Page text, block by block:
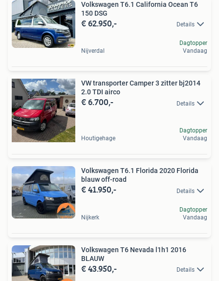
Volkswagen T6.1 California Ocean T6
150 DSG
€ 62.950,- Details
Nijverdal
Dagtopper
Vandaag
VW transporter Camper 3 zitter bj2014
2.0 TDI airco
€ 6.700,- Details
Houtigehage
Dagtopper
Vandaag
Volkswagen T6.1 Florida 2020 Florida
blauw off-road
€ 41.950,- Details
Nijkerk
Dagtopper
Vandaag
Volkswagen T6 Nevada l1h1 2016
BLAUW
€ 43.950,- Details